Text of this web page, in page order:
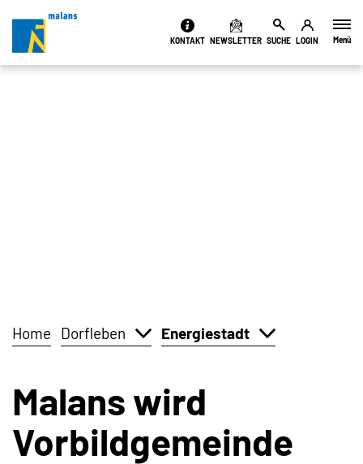
Kopfzeile Menü
KONTAKT NEWSLETTER SUCHE LOGIN
Home Dorfleben Energiestadt
Malans wird
Vorbildgemeinde